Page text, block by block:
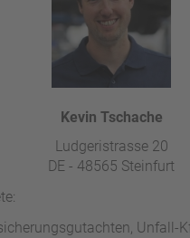
Kevin Tschache
Ludgeristrasse 20
DE - 48565 Steinfurt
Unfall-